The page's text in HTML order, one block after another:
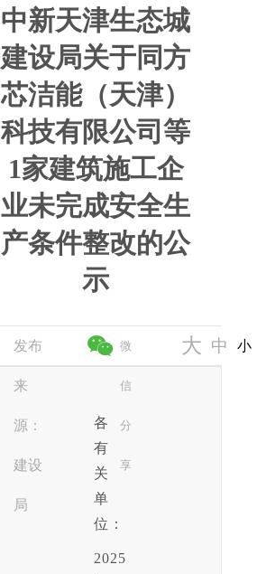
中新天津生态城
建设局关于同方
芯洁能（天津）
科技有限公司等
1家建筑施工企
业未完成安全生
产条件整改的公
示
发布
来
源：
建设
局
微
信
分
享
大 中 小
各
有
关
单
位：
2025